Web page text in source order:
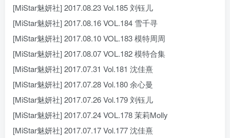
[MiStar魅妍社] 2017.08.23 Vol.185 刘钰儿
[MiStar魅妍社] 2017.08.16 VOL.184 雪千寻
[MiStar魅妍社] 2017.08.10 VOL.183 模特周周
[MiStar魅妍社] 2017.08.07 VOL.182 模特合集
[MiStar魅妍社] 2017.07.31 Vol.181 沈佳熹
[MiStar魅妍社] 2017.07.28 Vol.180 余心曼
[MiStar魅妍社] 2017.07.26 Vol.179 刘钰儿
[MiStar魅妍社] 2017.07.24 VOL.178 茉莉Molly
[MiStar魅妍社] 2017.07.17 Vol.177 沈佳熹